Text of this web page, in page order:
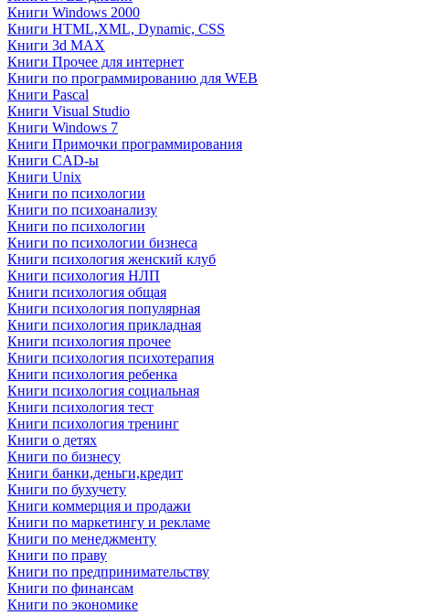
Книги Windows 2000
Книги HTML,XML, Dynamic, CSS
Книги 3d MAX
Книги Прочее для интернет
Книги по программированию для WEB
Книги Pascal
Книги Visual Studio
Книги Windows 7
Книги Примочки программирования
Книги CAD-ы
Книги Unix
Книги по психологии
Книги по психоанализу
Книги по психологии
Книги по психологии бизнеса
Книги психология женский клуб
Книги психология НЛП
Книги психология общая
Книги психология популярная
Книги психология прикладная
Книги психология прочее
Книги психология психотерапия
Книги психология ребенка
Книги психология социальная
Книги психология тест
Книги психология тренинг
Книги о детях
Книги по бизнесу
Книги банки,деньги,кредит
Книги по бухучету
Книги коммерция и продажи
Книги по маркетингу и рекламе
Книги по менеджменту
Книги по праву
Книги по предпринимательству
Книги по финансам
Книги по экономике